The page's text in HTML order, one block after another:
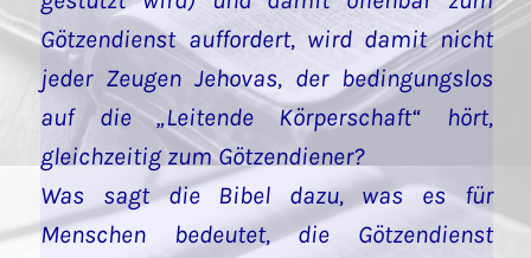
Götzendienst auffordert, wird damit nicht
jeder Zeugen Jehovas, der bedingungslos
auf die „Leitende Körperschaft“ hört,
gleichzeitig zum Götzendiener?
Was sagt die Bibel dazu, was es für
Menschen bedeutet, die Götzendienst